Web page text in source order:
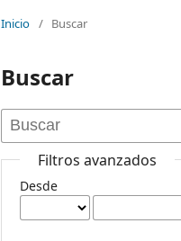
Inicio / Buscar
Buscar
Filtros avanzados
Desde